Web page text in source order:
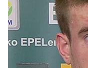
Kirolak 360